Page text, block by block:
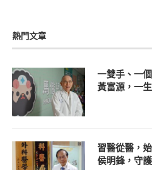
熱門文章
一雙手、一
黃富源，一
習醫從醫，始
侯明鋒，守